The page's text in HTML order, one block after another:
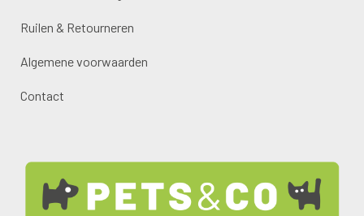
Ruilen & Retourneren
Algemene voorwaarden
Contact